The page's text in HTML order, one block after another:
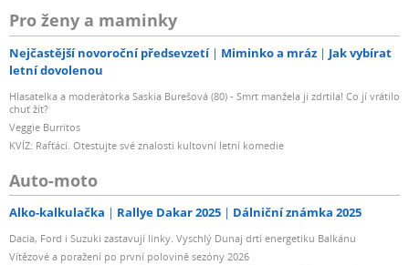
Pro ženy a maminky
Nejčastější novoroční předsevzetí Miminko a mráz
Jak vybírat
letní dovolenou
Hlasatelka a moderátorka Saskia Burešová (80) - Smrt manžela ji zdrtila! Co jí vrátilo
chuť žít?
Veggie Burritos
KVÍZ: Rafťáci. Otestujte své znalosti kultovní letní komedie
Auto-moto
Alko-kalkulačka Rallye Dakar 2025 Dálniční známka 2025
Dacia, Ford i Suzuki zastavují linky. Vyschlý Dunaj drtí energetiku Balkánu
Vítězové a poražení po první polovině sezóny 2026